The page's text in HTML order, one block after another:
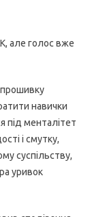
але голос вже
прошивку
навички
під менталітет
і смутку,
суспільству,
уривок